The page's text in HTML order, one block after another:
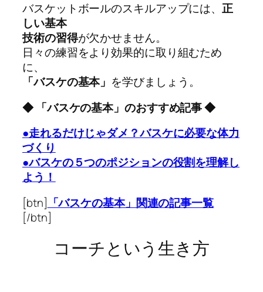
バスケットボールのスキルアップには、正
しい基本
技術の習得が欠かせません。
日々の練習をより効果的に取り組むため
に、
「バスケの基本」 を学びましょう。
◆ 「バスケの基本」のおすすめ記事 ◆
●走れるだけじゃダメ？バスケに必要な体力
づくり
●バスケの５つのポジションの役割を理解し
よう！
[btn] 「バスケの基本」関連の記事一覧
[/btn]
コーチという生き方